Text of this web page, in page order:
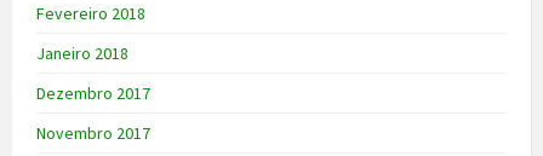
Fevereiro 2018
Janeiro 2018
Dezembro 2017
Novembro 2017